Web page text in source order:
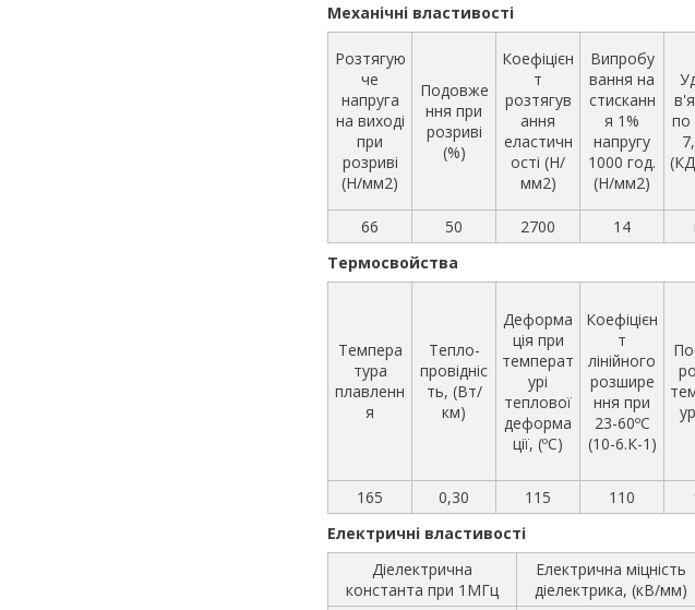
Механічні властивості
Розтягую
че
напруга
на виході
при
розриві
(Н/мм2)
Подовже
ння при
розриві
(%)
Коефіцієн
т
розтягув
ання
еластичн
ості (Н/
мм2)
Випробу
вання на
стисканн
я 1%
напругу
1000 год.
(Н/мм2)
по
66 50 2700 14
Термосвойства
Темпера
тура
плавленн
я
Тепло-
провідніс
ть, (Вт/
км)
Деформа
ція при
температ
урі
теплової
деформа
ції, (ºС)
Коефіцієн
т
лінійного
розшире
ння при
23-60ºС
(10-6.К-1)
165 0,30 115 110
Електричні властивості
Діелектрична
константа при 1МГц
Електрична міцність
діелектрика, (кВ/мм)